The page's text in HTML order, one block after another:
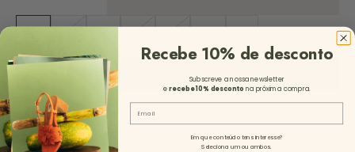
35 36 37 38 39 40 41
ADICIONAR AO CARRINHO
Recebe 10% de desconto
Subscreve a nossa newsletter
erecebe 10% desconto na próxima compra.
Em que conteúdo tens interesse?
Seleciona um ou ambos.